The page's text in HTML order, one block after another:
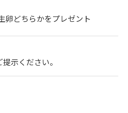
卵どちらかをプレゼント
示ください。